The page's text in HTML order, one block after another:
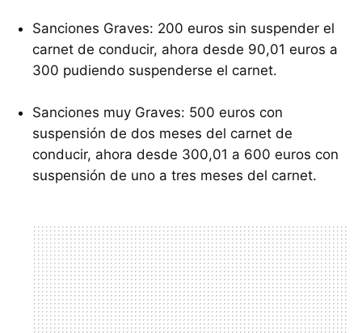
Sanciones Graves: 200 euros sin suspender el
carnet de conducir, ahora desde 90,01 euros a
300 pudiendo suspenderse el carnet.
Sanciones muy Graves: 500 euros con
suspensión de dos meses del carnet de
conducir, ahora desde 300,01 a 600 euros con
suspensión de uno a tres meses del carnet.